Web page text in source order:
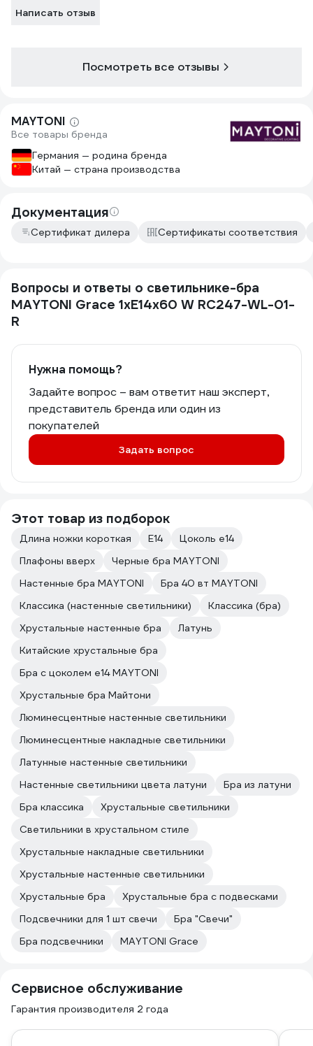
Написать отзыв
Посмотреть все отзывы
MAYTONI
Все товары бренда
Германия — родина бренда
Китай — страна производства
Документация
Сертификат дилера Сертификаты соответствия
Вопросы и ответы о светильнике-бра
MAYTONI Grace 1хE14x60 W RC247-WL-01-
R
Нужна помощь?
Задайте вопрос – вам ответит наш эксперт,
представитель бренда или один из
покупателей
Задать вопрос
Этот товар из подборок
Длина ножки короткая E14
Цоколь e14
Плафоны вверх
Черные бра MAYTONI
Настенные бра MAYTONI
Бра 40 вт MAYTONI
Классика (настенные светильники)
Классика (бра)
Хрустальные настенные бра
Латунь
Китайские хрустальные бра
Бра с цоколем e14 MAYTONI
Хрустальные бра Майтони
Люминесцентные настенные светильники
Люминесцентные накладные светильники
Латунные настенные светильники
Настенные светильники цвета латуни
Бра из латуни
Бра классика
Хрустальные светильники
Светильники в хрустальном стиле
Хрустальные накладные светильники
Хрустальные настенные светильники
Хрустальные бра
Хрустальные бра с подвесками
Подсвечники для 1 шт свечи
Бра "Свечи"
Бра подсвечники
MAYTONI Grace
Сервисное обслуживание
Гарантия производителя 2 года